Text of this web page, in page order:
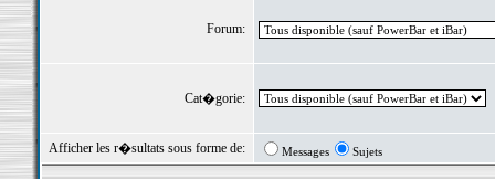
Forum:
Cat�gorie:
Afficher les r�sultats sous forme de: Messages Sujets